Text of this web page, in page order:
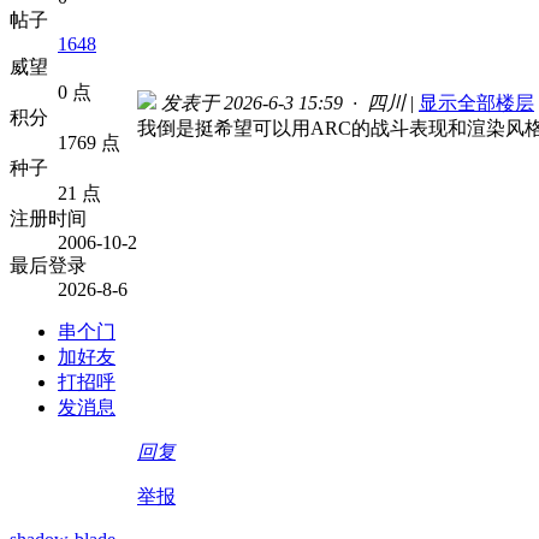
帖子
1648
威望
0 点
积分
1769 点
种子
21 点
注册时间
2006-10-2
最后登录
2026-8-6
串个门
加好友
打招呼
发消息
发表于 2026-6-3 15:59 · 四川 | 显示全部楼层
我倒是挺希望可以用ARC的战斗表现和渲染风
回复
举报